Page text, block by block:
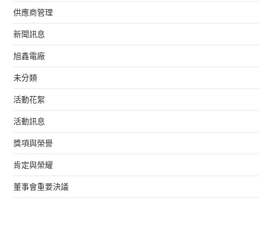
供應商管理
新聞訊息
旭鑫電廠
未分類
活動花絮
活動訊息
獎項與榮譽
肯定與榮耀
董事會重要決議